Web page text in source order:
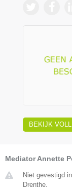
BEKIJK
Mediator Annette
Niet gevestigd
Drenthe.